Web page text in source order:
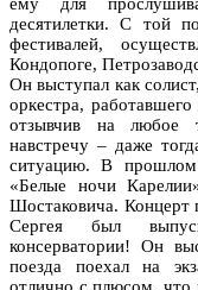
десятилетки. С той
фестивалей,
Кондопоге,
Он выступал как
оркестра,
отзывчив на любое
навстречу – даже
ситуацию. В прошлом
«Белые ночи
Шостаковича.
Сергея был
консерватории! Он
поезда поехал на